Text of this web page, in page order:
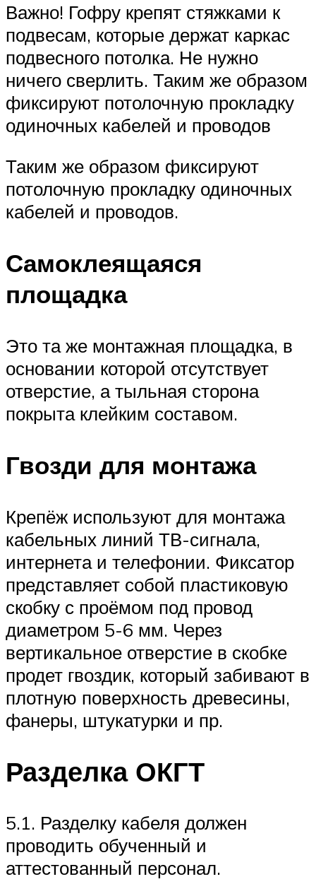
Важно! Гофру крепят стяжками к
подвесам, которые держат каркас
подвесного потолка. Не нужно
ничего сверлить. Таким же образом
фиксируют потолочную прокладку
одиночных кабелей и проводов
Таким же образом фиксируют
потолочную прокладку одиночных
кабелей и проводов.
Самоклеящаяся
площадка
Это та же монтажная площадка, в
основании которой отсутствует
отверстие, а тыльная сторона
покрыта клейким составом.
Гвозди для монтажа
Крепёж используют для монтажа
кабельных линий ТВ-сигнала,
интернета и телефонии. Фиксатор
представляет собой пластиковую
скобку с проёмом под провод
диаметром 5-6 мм. Через
вертикальное отверстие в скобке
продет гвоздик, который забивают в
плотную поверхность древесины,
фанеры, штукатурки и пр.
Разделка ОКГТ
5.1. Разделку кабеля должен
проводить обученный и
аттестованный персонал.